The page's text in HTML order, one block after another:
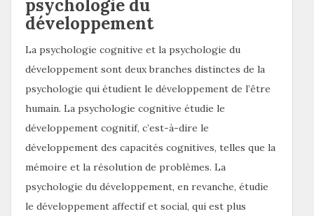
psychologie du
développement
La psychologie cognitive et la psychologie du
développement sont deux branches distinctes de la
psychologie qui étudient le développement de l’être
humain. La psychologie cognitive étudie le
développement cognitif, c’est-à-dire le
développement des capacités cognitives, telles que la
mémoire et la résolution de problèmes. La
psychologie du développement, en revanche, étudie
le développement affectif et social, qui est plus